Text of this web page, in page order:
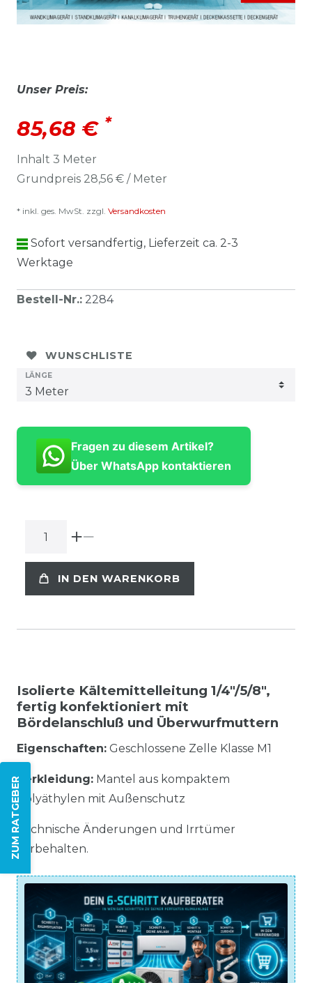
ZUM RATGEBER
Unser Preis:
85,68 € *
Inhalt 3 Meter
Grundpreis 28,56 € / Meter
* inkl. ges. MwSt. zzgl. Versandkosten
Sofort versandfertig, Lieferzeit ca. 2-3
Werktage
Bestell-Nr.: 2284
WUNSCHLISTE
LÄNGE
Fragen zu diesem Artikel?
Über WhatsApp kontaktieren
IN DEN WARENKORB
Isolierte Kältemittelleitung 1/4"/5/8",
fertig konfektioniert mit
Bördelanschluß und Überwurfmuttern
Eigenschaften: Geschlossene Zelle Klasse M1
Verkleidung: Mantel aus kompaktem
Polyäthylen mit Außenschutz
Technische Änderungen und Irrtümer
vorbehalten.